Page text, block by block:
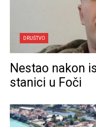
DRUŠTVO
Nestao nakon
stanici u Foči